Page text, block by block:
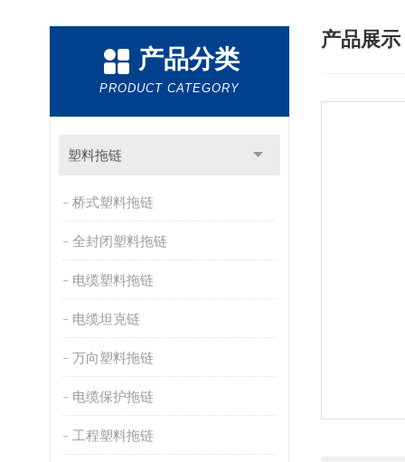
产品分类
PRODUCT CATEGORY
塑料拖链
桥式塑料拖链
全封闭塑料拖链
电缆塑料拖链
电缆坦克链
万向塑料拖链
电缆保护拖链
工程塑料拖链
产品展示